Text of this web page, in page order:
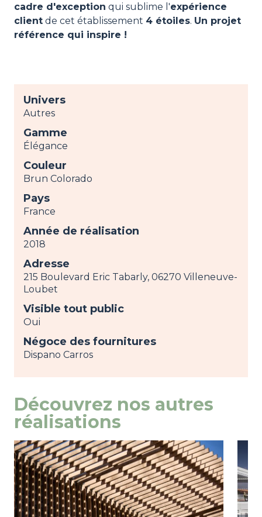
cadre d'exception qui sublime l'expérience
client de cet établissement 4 étoiles. Un projet
référence qui inspire !
Univers
Autres
Gamme
Élégance
Couleur
Brun Colorado
Pays
France
Année de réalisation
2018
Adresse
215 Boulevard Eric Tabarly, 06270 Villeneuve-
Loubet
Visible tout public
Oui
Négoce des fournitures
Dispano Carros
Découvrez nos autres
réalisations
Image
view